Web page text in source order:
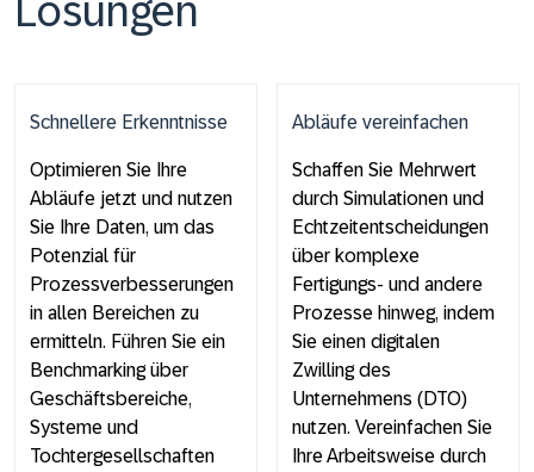
Lösungen
Schnellere Erkenntnisse
Optimieren Sie Ihre
Abläufe jetzt und nutzen
Sie Ihre Daten, um das
Potenzial für
Prozessverbesserungen
in allen Bereichen zu
ermitteln. Führen Sie ein
Benchmarking über
Geschäftsbereiche,
Systeme und
Tochtergesellschaften
Abläufe vereinfachen
Schaffen Sie Mehrwert
durch Simulationen und
Echtzeitentscheidungen
über komplexe
Fertigungs- und andere
Prozesse hinweg, indem
Sie einen digitalen
Zwilling des
Unternehmens (DTO)
nutzen. Vereinfachen Sie
Ihre Arbeitsweise durch